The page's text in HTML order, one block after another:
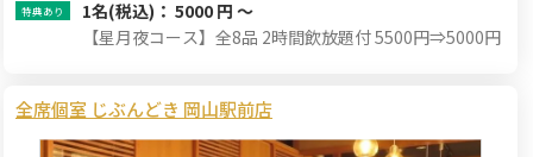
1名(税込)： 5000 円 ～
【星月夜コース】全8品 2時間飲放題付 5500円⇒5000円
全席個室 じぶんどき 岡山駅前店